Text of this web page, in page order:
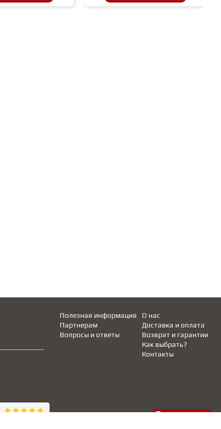
Полезная информация
Партнерам
Вопросы и ответы
Доставка и оплата
Возврат и гарантии
Как выбрать?
О нас
Контакты
made inINTRID